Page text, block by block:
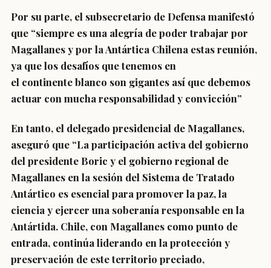
Por su parte, el subsecretario de Defensa manifestó
que “siempre es una alegría de poder trabajar por
Magallanes y por la Antártica Chilena estas reunión,
ya que los desafíos que tenemos en
el continente blanco son gigantes así que debemos
actuar con mucha responsabilidad y convicción”
En tanto, el delegado presidencial de Magallanes,
aseguró que “La participación activa del gobierno
del presidente Boric y el gobierno regional de
Magallanes en la sesión del Sistema de Tratado
Antártico es esencial para promover la paz, la
ciencia y ejercer una soberanía responsable en la
Antártida. Chile, con Magallanes como punto de
entrada, continúa liderando en la protección y
preservación de este territorio preciado,